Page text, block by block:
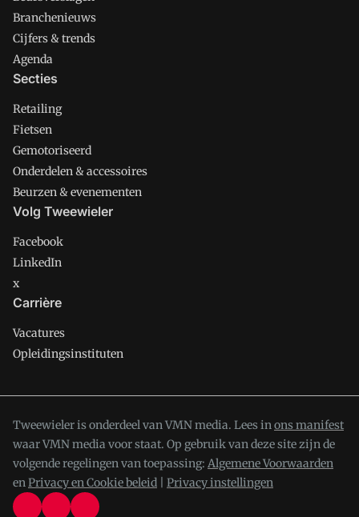
Branchenieuws
Cijfers & trends
Agenda
Secties
Retailing
Fietsen
Gemotoriseerd
Onderdelen & accessoires
Beurzen & evenementen
Volg Tweewieler
Facebook
LinkedIn
x
Carrière
Vacatures
Opleidingsinstituten
Tweewieler is onderdeel van VMN media. Lees inons manifest
waar VMN media voor staat. Op gebruik van deze site zijn de
volgende regelingen van toepassing: Algemene Voorwaarden
enPrivacy en Cookie beleid Privacy instellingen